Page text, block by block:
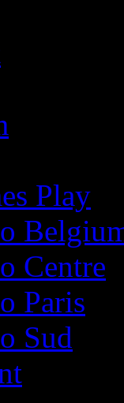
Play
Centre
Paris
Sud